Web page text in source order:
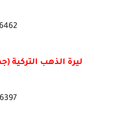
6462
ليرة الذهب التركية
6397